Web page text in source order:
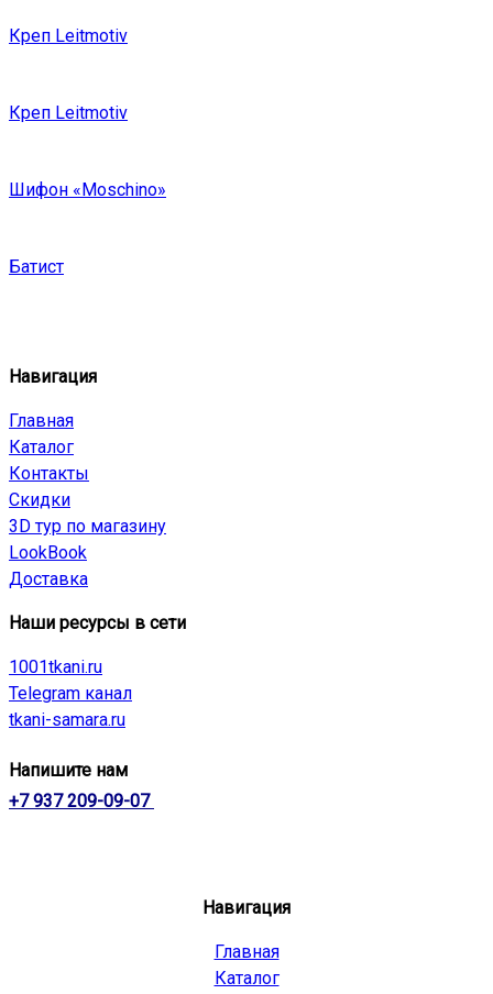
Креп Leitmotiv
Креп Leitmotiv
Шифон «Moschino»
Батист
Навигация
Главная
Каталог
Контакты
Скидки
3D тур по магазину
LookBook
Доставка
Наши ресурсы в сети
1001tkani.ru
Telegram канал
tkani-samara.ru
Напишите нам
+7 937 209-09-07
Навигация
Главная
Каталог